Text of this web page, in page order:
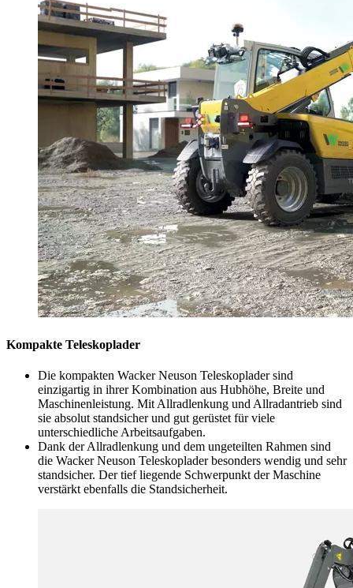
Kompakte Teleskoplader
Die kompakten Wacker Neuson Teleskoplader sind
einzigartig in ihrer Kombination aus Hubhöhe, Breite und
Maschinenleistung. Mit Allradlenkung und Allradantrieb sind
sie absolut standsicher und gut gerüstet für viele
unterschiedliche Arbeitsaufgaben.
Dank der Allradlenkung und dem ungeteilten Rahmen sind
die Wacker Neuson Teleskoplader besonders wendig und sehr
standsicher. Der tief liegende Schwerpunkt der Maschine
verstärkt ebenfalls die Standsicherheit.